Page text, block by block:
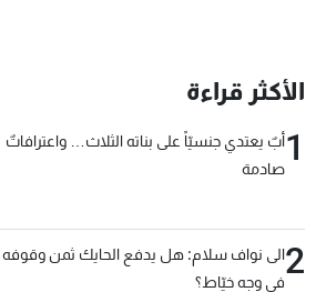
الأكثر قراءة
1أبٌ يعتدي جنسيّاً على بناته الثلاث… واعترافاتٌ
صادمة
2الى نواف سلام: هل يدفع الحايك ثمن وقوفه
في وجه خيّاط؟